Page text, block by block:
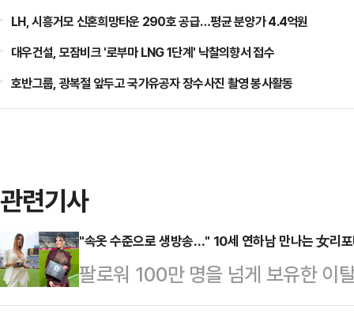
LH, 시흥거모 신혼희망타운 290호 공급…평균 분양가 4.4억원
대우건설, 모잠비크 '로부마 LNG 1단계' 낙찰의향서 접수
호반그룹, 광복절 앞두고 국가유공자 장수사진 촬영 봉사활동
관련기사
"속옷 수준으로 생방송…" 10세 연하남 만나는 女리
팔로워 100만 명을 넘게 보유한 이
나의 과한 노출 의상이 화제의 중